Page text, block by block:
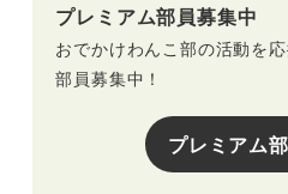
プレミアム部員募集中
おでかけわんこ部の活動を
部員募集中！
プレミアム